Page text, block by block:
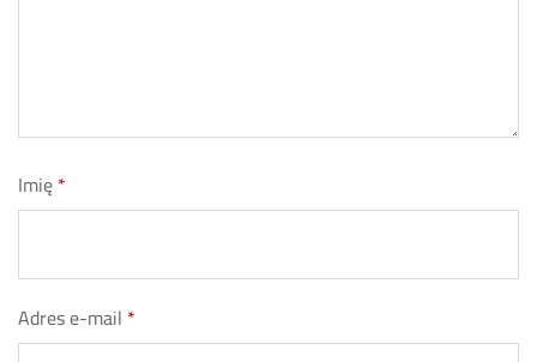
Imię*
Adres e-mail *